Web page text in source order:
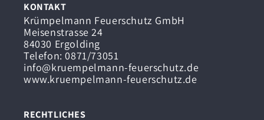
KONTAKT
Krümpelmann Feuerschutz GmbH
Meisenstrasse 24
84030 Ergolding
Telefon: 0871/73051
info@kruempelmann-feuerschutz.de
www.kruempelmann-feuerschutz.de
RECHTLICHES